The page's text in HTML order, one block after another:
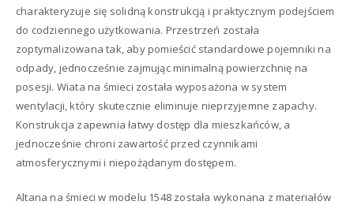
charakteryzuje się solidną konstrukcją i praktycznym podejściem
do codziennego użytkowania. Przestrzeń została
zoptymalizowana tak, aby pomieścić standardowe pojemniki na
odpady, jednocześnie zajmując minimalną powierzchnię na
posesji. Wiata na śmieci została wyposażona w system
wentylacji, który skutecznie eliminuje nieprzyjemne zapachy.
Konstrukcja zapewnia łatwy dostęp dla mieszkańców, a
jednocześnie chroni zawartość przed czynnikami
atmosferycznymi i niepożądanym dostępem.
Altana na śmieci w modelu 1548 została wykonana z materiałów